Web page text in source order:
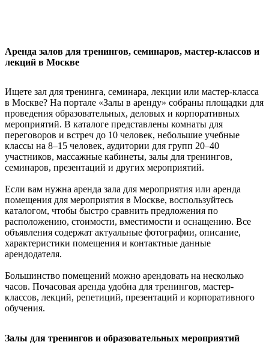
Аренда залов для тренингов, семинаров, мастер-классов и
лекций в Москве
Ищете зал для тренинга, семинара, лекции или мастер-класса
в Москве? На портале «Залы в аренду» собраны площадки для
проведения образовательных, деловых и корпоративных
мероприятий. В каталоге представлены комнаты для
переговоров и встреч до 10 человек, небольшие учебные
классы на 8–15 человек, аудитории для групп 20–40
участников, массажные кабинеты, залы для тренингов,
семинаров, презентаций и других мероприятий.
Если вам нужна аренда зала для мероприятия или аренда
помещения для мероприятия в Москве, воспользуйтесь
каталогом, чтобы быстро сравнить предложения по
расположению, стоимости, вместимости и оснащению. Все
объявления содержат актуальные фотографии, описание,
характеристики помещения и контактные данные
арендодателя.
Большинство помещений можно арендовать на несколько
часов. Почасовая аренда удобна для тренингов, мастер-
классов, лекций, репетиций, презентаций и корпоративного
обучения.
Залы для тренингов и образовательных мероприятий